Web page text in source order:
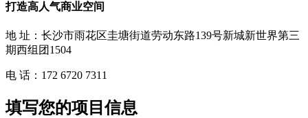
打造高人气商业空间
地 址：长沙市雨花区圭塘街道劳动东路139号新城新世界第三
期西组团1504
电 话：172 6720 7311
填写您的项目信息